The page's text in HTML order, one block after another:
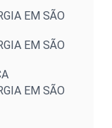
EM SÃO
EM SÃO
EM SÃO